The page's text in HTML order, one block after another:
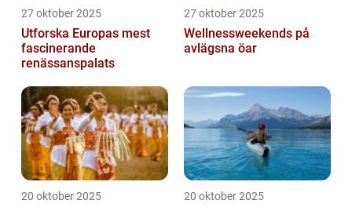
27 oktober 2025
Utforska Europas mest
fascinerande
renässanspalats
27 oktober 2025
Wellnessweekends på
avlägsna öar
20 oktober 2025 20 oktober 2025